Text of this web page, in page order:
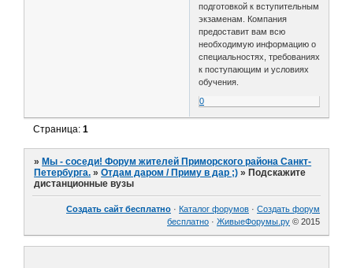
подготовкой к вступительным
экзаменам. Компания
предоставит вам всю
необходимую информацию о
специальностях, требованиях
к поступающим и условиях
обучения.
0
Страница:1
» Мы - соседи! Форум жителей Приморского района Санкт-
Петербурга. »Отдам даром / Приму в дар ;) » Подскажите
дистанционные вузы
Создать сайт бесплатно · Каталог форумов · Создать форум
бесплатно · ЖивыеФорумы.ру © 2015